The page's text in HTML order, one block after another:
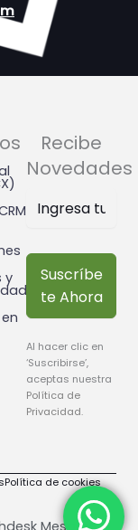
y
Recibe
Novedades
Suscríbe
te Ahora
Al hacer clic en
‘Suscribirse’,
aceptas nuestra
Política de
Privacidad.
Política de cookies